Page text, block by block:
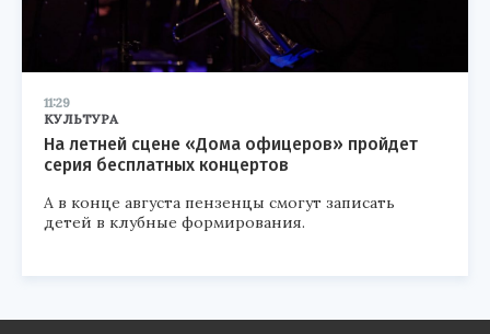
11:29
КУЛЬТУРА
На летней сцене «Дома офицеров» пройдет
серия бесплатных концертов
А в конце августа пензенцы смогут записать
детей в клубные формирования.